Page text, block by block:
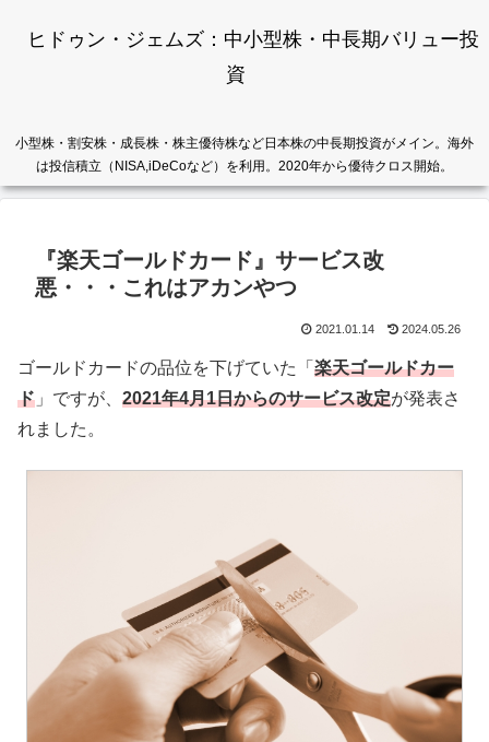
ヒドゥン・ジェムズ：中小型株・中長期バリュー投
資
小型株・割安株・成長株・株主優待株など日本株の中長期投資がメイン。海外
は投信積立（NISA,iDeCoなど）を利用。2020年から優待クロス開始。
『楽天ゴールドカード』サービス改
悪・・・これはアカンやつ
2021.01.14 2024.05.26
ゴールドカードの品位を下げていた「 楽天ゴールドカー
ド 」ですが、 2021年4月1日からのサービス改定が発表さ
れました。